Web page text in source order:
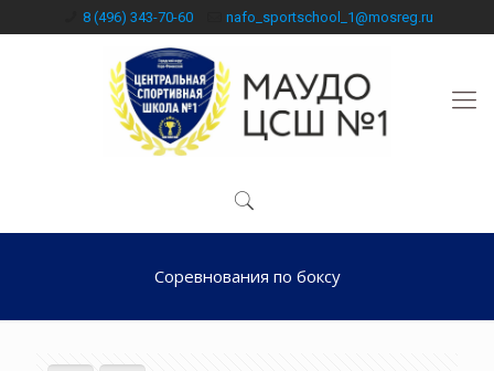
8 (496) 343-70-60 nafo_sportschool_1@mosreg.ru
Соревнования по боксу